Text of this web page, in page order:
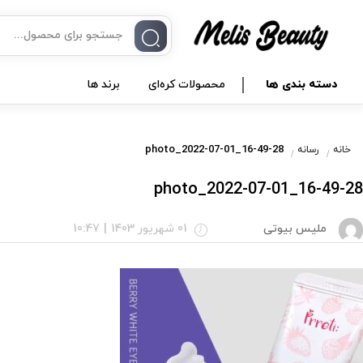
دسته بندی ها محصولات کره‌ای برند ها
خانه رسانه
photo_2022-07-01_16-49-28
ملیس بیوتی 01 شهریور 1403 10:47